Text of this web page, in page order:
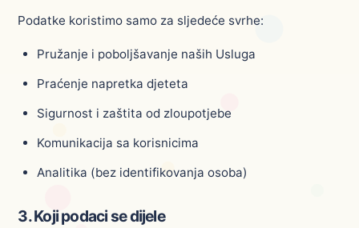
Podatke koristimo samo za sljedeće svrhe:
Pružanje i poboljšavanje naših Usluga
Praćenje napretka djeteta
Sigurnost i zaštita od zloupotjebe
Komunikacija sa korisnicima
Analitika (bez identifikovanja osoba)
3. Koji podaci se dijele